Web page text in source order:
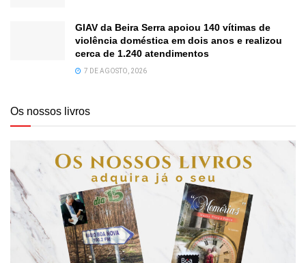
GIAV da Beira Serra apoiou 140 vítimas de
violência doméstica em dois anos e realizou
cerca de 1.240 atendimentos
7 DE AGOSTO, 2026
Os nossos livros